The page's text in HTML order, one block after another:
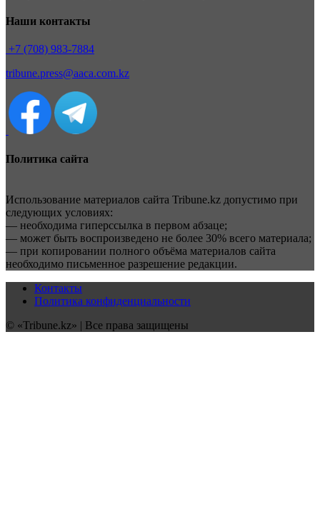
Наши контакты
+7 (708) 983-7884
tribune.press@aaca.com.kz
Политика сайта
Использование материалов сайта Tribune.kz допустимо при
следующих условиях:
— необходима гиперссылка в первом абзаце;
— может быть воспроизведено не более 30% всего материала;
— при копировании полного объёма материалов сайта
необходимо письменное разрешение редакции.
Контакты
Политика конфиденциальности
© «Tribune.kz» | Все права защищены